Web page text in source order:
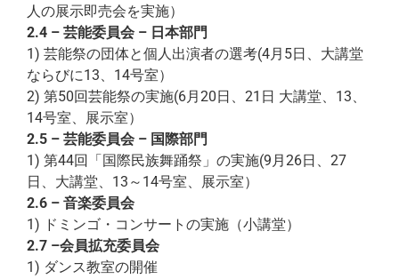
人の展示即売会を実施）
2.4 – 芸能委員会 – 日本部門
1) 芸能祭の団体と個人出演者の選考(4月5日、大講堂
ならびに13、14号室）
2) 第50回芸能祭の実施(6月20日、21日 大講堂、13、
14号室、展示室）
2.5 – 芸能委員会 – 国際部門
1) 第44回「国際民族舞踊祭」の実施(9月26日、27
日、大講堂、13～14号室、展示室）
2.6 – 音楽委員会
1) ドミンゴ・コンサートの実施（小講堂）
2.7 –会員拡充委員会
1) ダンス教室の開催